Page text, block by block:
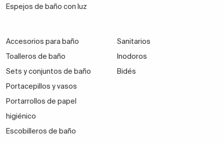
Espejos de baño con luz
Accesorios para baño
Toalleros de baño
Sets y conjuntos de baño
Portacepillos y vasos
Portarrollos de papel
higiénico
Escobilleros de baño
Sanitarios
Inodoros
Bidés